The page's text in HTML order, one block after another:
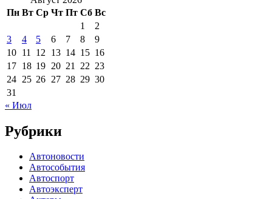
Пн Вт Ср Чт Пт Сб Вс
1
2
3
4 5 6 7 8
9
10 11 12 13 14 15 16
17 18 19 20 21 22 23
24 25 26 27 28 29 30
31
« Июл
Рубрики
Автоновости
Автособытия
Автоспорт
Автоэксперт